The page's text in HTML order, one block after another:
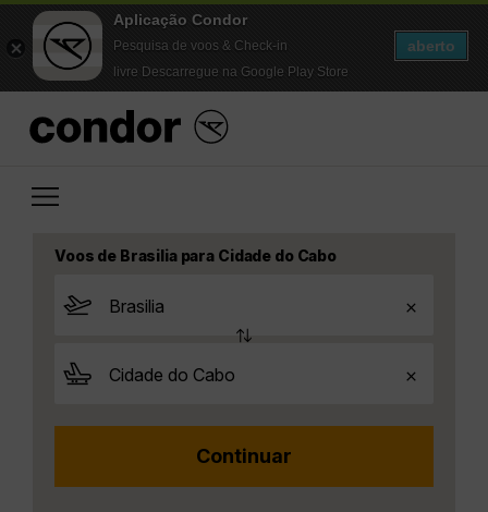
Aplicação Condor
Pesquisa de voos & Check-in
livre Descarregue na Google Play Store
aberto
Voos de Brasilia para Cidade do Cabo